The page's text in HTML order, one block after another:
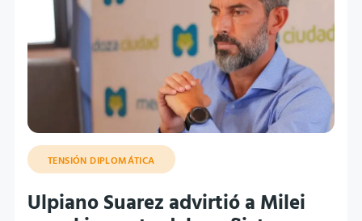
TENSIÓN DIPLOMÁTICA
Ulpiano Suarez advirtió a Milei